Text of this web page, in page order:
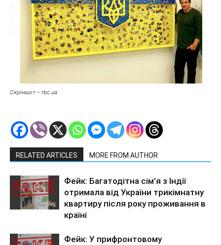
Скріншот – rbc.ua
RELATED ARTICLES MORE FROM AUTHOR
Фейк: Багатодітна сім’я з Індії
отримала від України трикімнатну
квартиру після року проживання в
країні
Фейк: У прифронтовому